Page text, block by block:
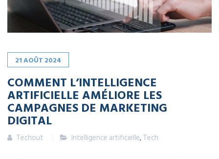
21AOÛT 2024
COMMENT L’INTELLIGENCE
ARTIFICIELLE AMÉLIORE LES
CAMPAGNES DE MARKETING
DIGITAL
Techout Intelligence artificielle,Tech